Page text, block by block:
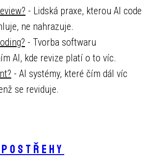
- Lidská praxe, kterou AI code
ne nahrazuje.
- Tvorba softwaru
AI, kde revize platí o to víc.
- AI systémy, které čím dál víc
se reviduje.